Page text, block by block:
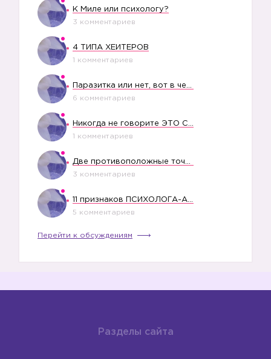
К Миле или психологу?
3 комментариев
4 ТИПА ХЕЙТЕРОВ
1 комментариев
6 комментариев
1 комментариев
3 комментариев
5 комментариев
Перейти к обсуждениям
Разделы сайта